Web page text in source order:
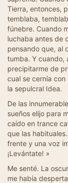
Tierra, entonces,
temblaba,
fúnebre. Cuando
luchaba antes de
pensando que, al
tumba. Y cuando,
precipitarme de
cual se cernía con
la sepulcral Idea.
De las
sueños elijo para
caído en trance
que las
frente y una voz
¡Levántate! »
Me senté. La
me había